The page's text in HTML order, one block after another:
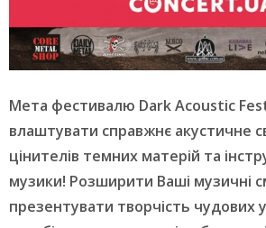
Мета фестивалю Dark Acoustic
влаштувати справжнє акустичне
цінителів темних матерій та
музики! Розширити Ваші музичні
презентувати творчість чудових